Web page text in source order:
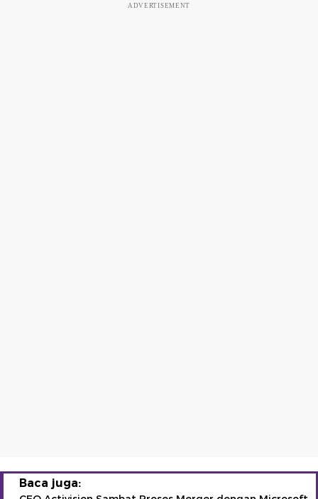
ADVERTISEMENT
Baca juga: